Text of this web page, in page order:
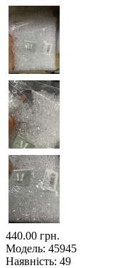
440.00 грн.
Модель: 45945
Наявність: 49